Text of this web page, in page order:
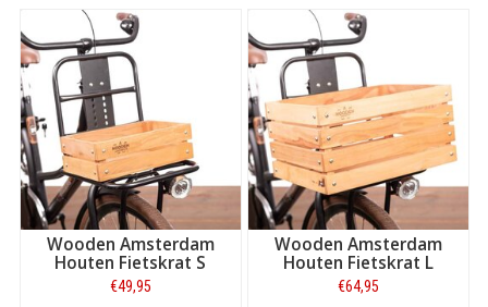
Wooden Amsterdam
Houten Fietskrat S
€49,95
Wooden Amsterdam
Houten Fietskrat L
€64,95